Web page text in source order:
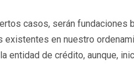
casos, serán fundaciones
existentes en nuestro
entidad de crédito, aunque,